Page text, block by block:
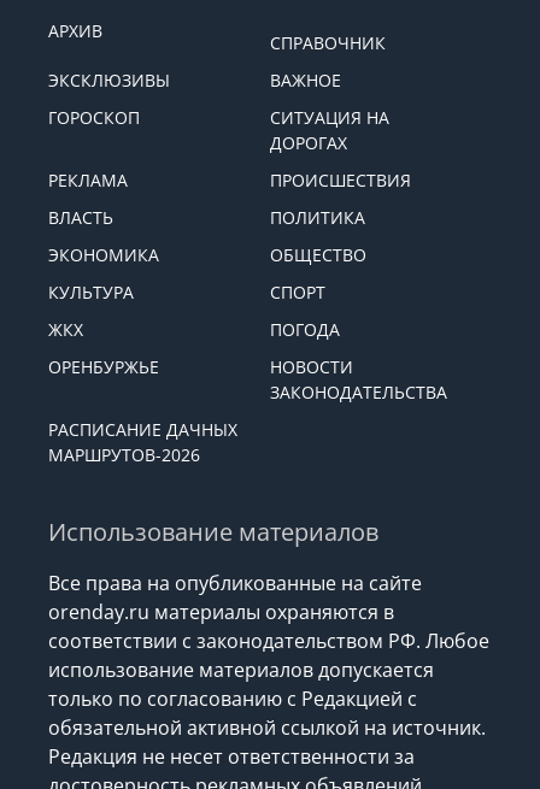
АРХИВ
СПРАВОЧНИК
ЭКСКЛЮЗИВЫ
ВАЖНОЕ
ГОРОСКОП
СИТУАЦИЯ НА
ДОРОГАХ
РЕКЛАМА
ПРОИСШЕСТВИЯ
ВЛАСТЬ
ПОЛИТИКА
ЭКОНОМИКА
ОБЩЕСТВО
КУЛЬТУРА
СПОРТ
ЖКХ
ПОГОДА
ОРЕНБУРЖЬЕ
НОВОСТИ
ЗАКОНОДАТЕЛЬСТВА
РАСПИСАНИЕ ДАЧНЫХ
МАРШРУТОВ-2026
Использование материалов
Все права на опубликованные на сайте
orenday.ru материалы охраняются в
соответствии с законодательством РФ. Любое
использование материалов допускается
только по согласованию с Редакцией с
обязательной активной ссылкой на источник.
Редакция не несет ответственности за